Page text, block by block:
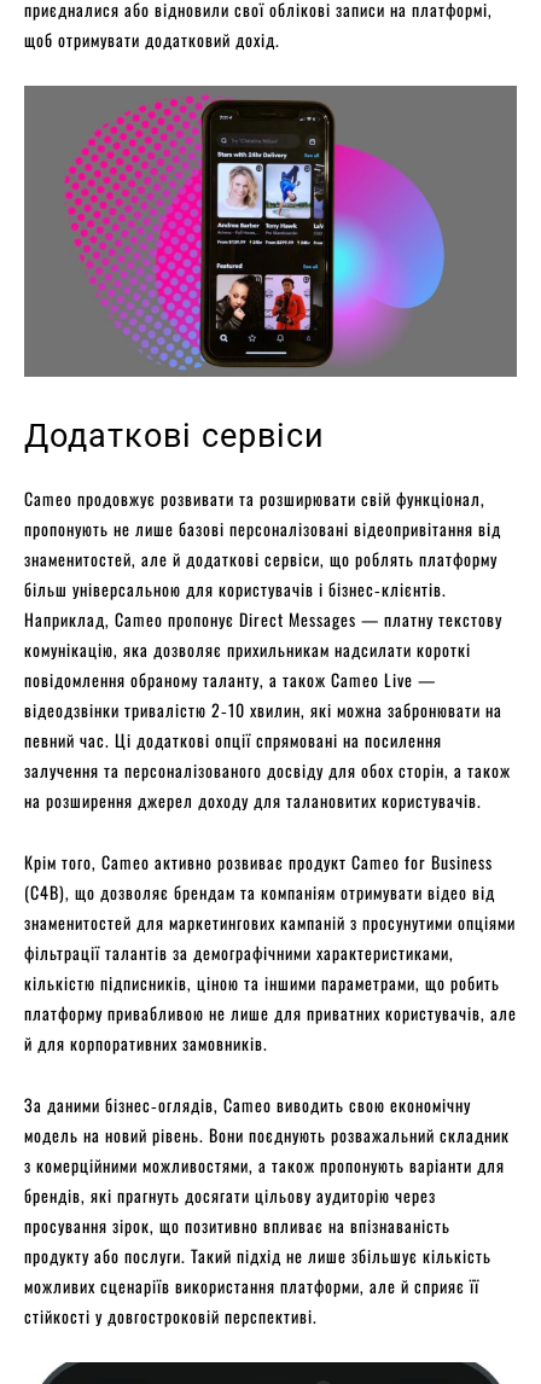
приєдналися або відновили свої облікові записи на платформі,
щоб отримувати додатковий дохід.
Додаткові сервіси
Cameo продовжує розвивати та розширювати свій функціонал,
пропонують не лише базові персоналізовані відеопривітання від
знаменитостей, але й додаткові сервіси, що роблять платформу
більш універсальною для користувачів і бізнес‑клієнтів.
Наприклад, Cameo пропонує Direct Messages — платну текстову
комунікацію, яка дозволяє прихильникам надсилати короткі
повідомлення обраному таланту, а також Cameo Live —
відеодзвінки тривалістю 2‑10 хвилин, які можна забронювати на
певний час. Ці додаткові опції спрямовані на посилення
залучення та персоналізованого досвіду для обох сторін, а також
на розширення джерел доходу для талановитих користувачів.
Крім того, Cameo активно розвиває продукт Cameo for Business
(C4B), що дозволяє брендам та компаніям отримувати відео від
знаменитостей для маркетингових кампаній з просунутими опціями
фільтрації талантів за демографічними характеристиками,
кількістю підписників, ціною та іншими параметрами, що робить
платформу привабливою не лише для приватних користувачів, але
й для корпоративних замовників.
За даними бізнес‑оглядів, Cameo виводить свою економічну
модель на новий рівень. Вони поєднують розважальний складник
з комерційними можливостями, а також пропонують варіанти для
брендів, які прагнуть досягати цільову аудиторію через
просування зірок, що позитивно впливає на впізнаваність
продукту або послуги. Такий підхід не лише збільшує кількість
можливих сценаріїв використання платформи, але й сприяє її
стійкості у довгостроковій перспективі.